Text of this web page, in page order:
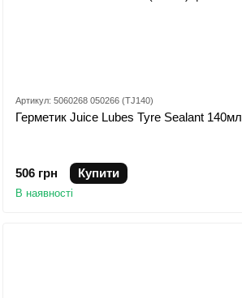
Артикул: 5060268 050266 (TJ140)
Герметик Juice Lubes Tyre Sealant 140мл
506 грн Купити
В наявності